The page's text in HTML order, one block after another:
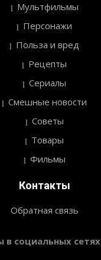
Мультфильмы
Персонажи
Польза и вред
Рецепты
Сериалы
Смешные новости
Советы
Товары
Фильмы
Контакты
Обратная связь
в социальных сетях